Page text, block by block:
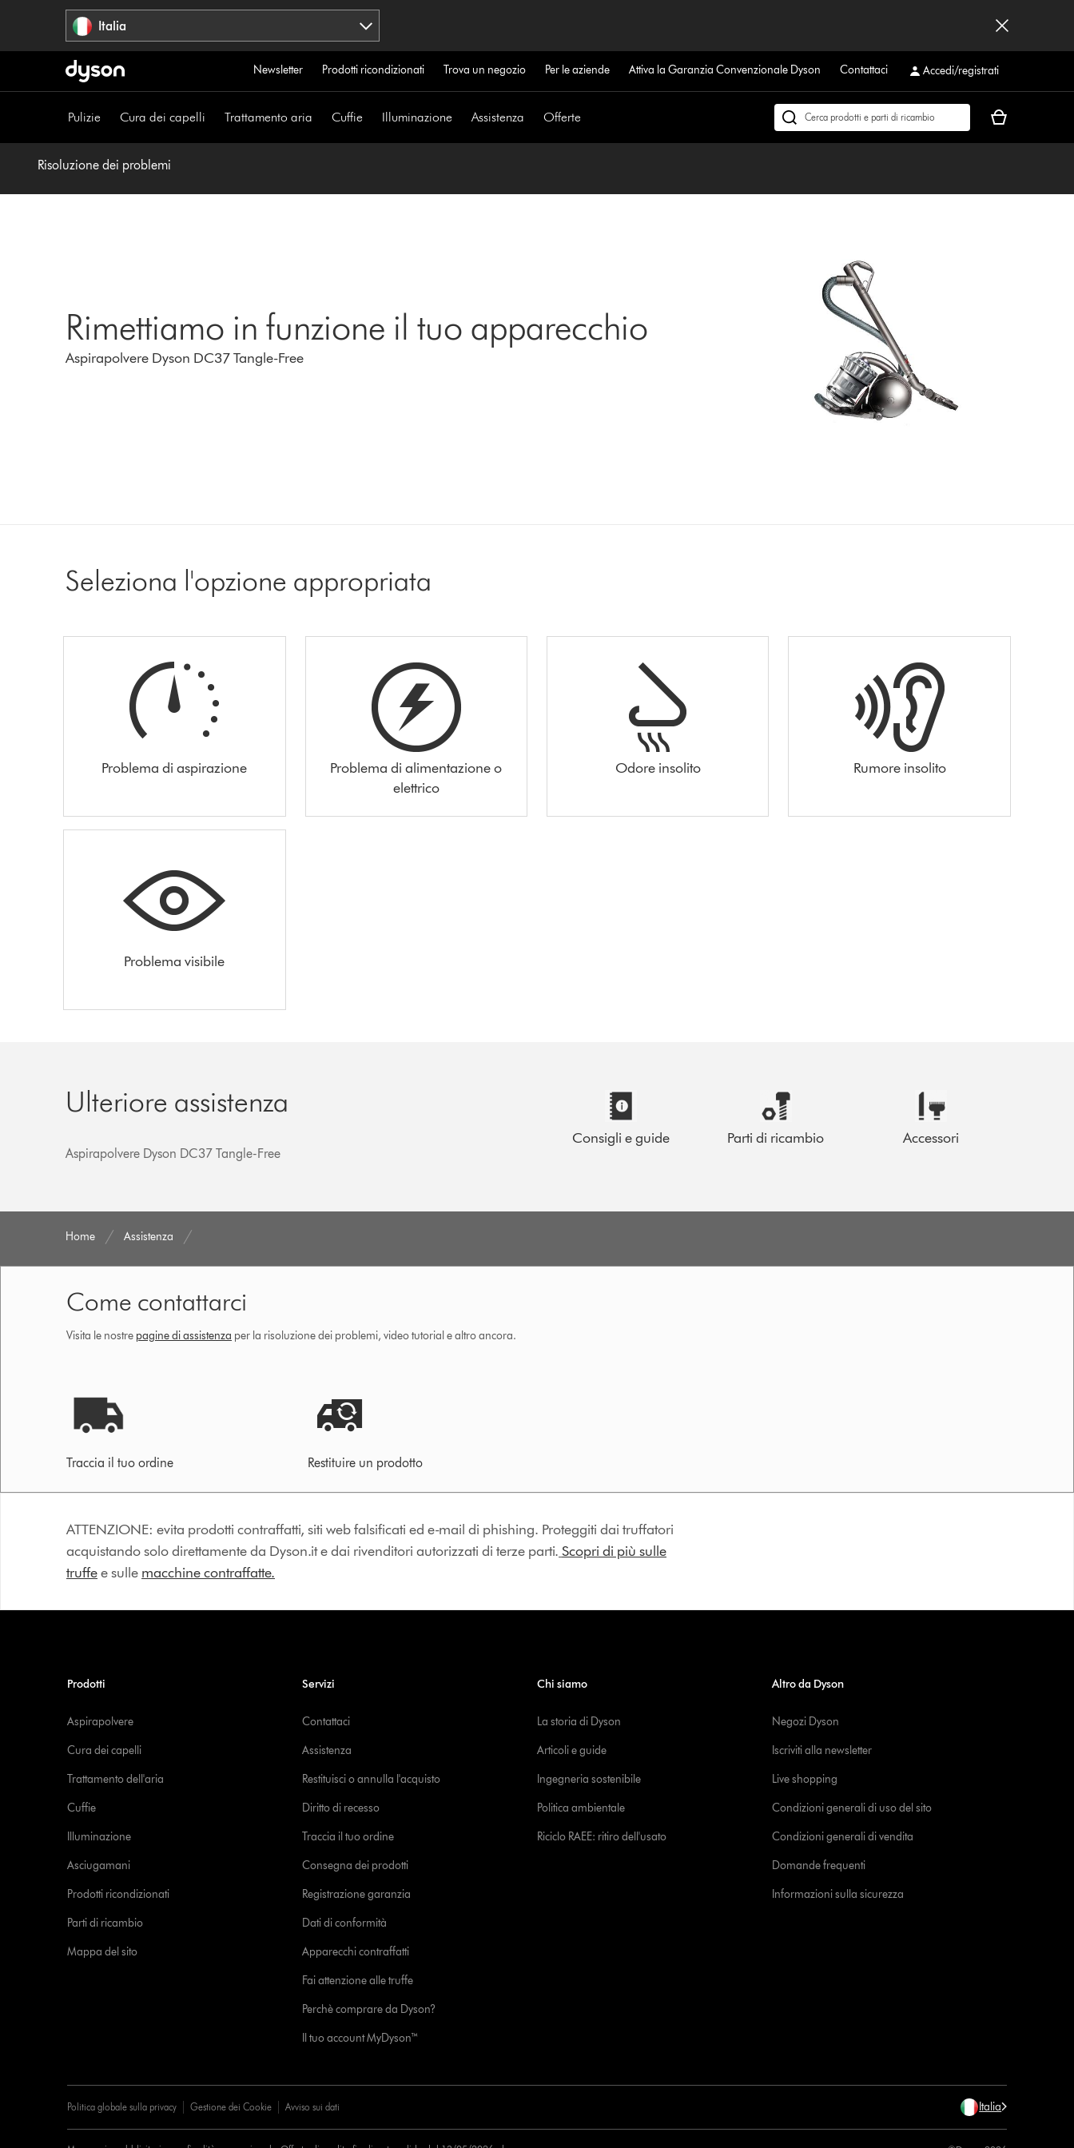
Italia
Newsletter Prodotti ricondizionati Trova un negozio Per le aziende Attiva la Garanzia Convenzionale Dyson Contattaci Accedi/registrati
Pulizie Cura dei capelli Trattamento aria Cuffie Illuminazione Assistenza Offerte
Cerca
Il
Risoluzione dei problemi
Rimettiamo in funzione il tuo apparecchio
Aspirapolvere Dyson DC37 Tangle-Free
Seleziona l'opzione appropriata
Problema di aspirazione
Problema di alimentazione o
elettrico
Odore insolito Rumore insolito
Problema visibile
Ulteriore assistenza
Aspirapolvere Dyson DC37 Tangle-Free
Consigli e guide Parti di ricambio Accessori
Home Assistenza
Come contattarci
Visita le nostre pagine di assistenza per la risoluzione dei problemi, video tutorial e altro ancora.
Traccia il tuo ordine Restituire un prodotto
ATTENZIONE: evita prodotti contraffatti, siti web falsificati ed e-mail di phishing. Proteggiti dai truffatori
acquistando solo direttamente da Dyson.it e dai rivenditori autorizzati di terze parti. Scopri di più sulle
truffee sulle macchine contraffatte.
Prodotti
Aspirapolvere
Cura dei capelli
Trattamento dell'aria
Cuffie
Illuminazione
Asciugamani
Prodotti ricondizionati
Parti di ricambio
Mappa del sito
Servizi
Contattaci
Assistenza
Restituisci o annulla l'acquisto
Diritto di recesso
Traccia il tuo ordine
Consegna dei prodotti
Registrazione garanzia
Dati di conformità
Apparecchi contraffatti
Fai attenzione alle truffe
Perchè comprare da Dyson?
Il tuo account MyDyson™
Chi siamo
La storia di Dyson
Articoli e guide
Ingegneria sostenibile
Politica ambientale
Riciclo RAEE: ritiro dell'usato
Altro da Dyson
Negozi Dyson
Iscriviti alla newsletter
Live shopping
Condizioni generali di uso del sito
Condizioni generali di vendita
Domande frequenti
Informazioni sulla sicurezza
Politica globale sulla privacy Gestione dei Cookie Avviso sui dati Italia